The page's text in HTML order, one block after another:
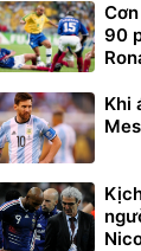
90
Khi